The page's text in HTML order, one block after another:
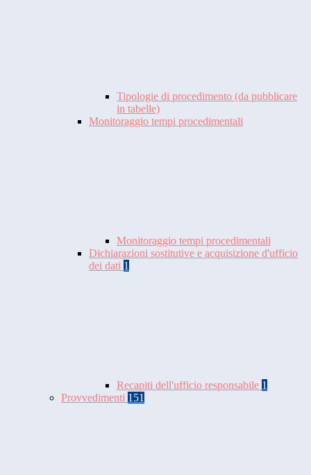
Tipologie di procedimento (da pubblicare
in tabelle)
Monitoraggio tempi procedimentali
Monitoraggio tempi procedimentali
Dichiarazioni sostitutive e acquisizione d'ufficio
dei dati 1
Recapiti dell'ufficio responsabile 1
Provvedimenti 151